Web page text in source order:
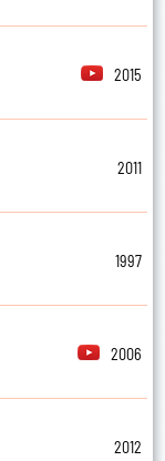
2015
2011
1997
2006
2012